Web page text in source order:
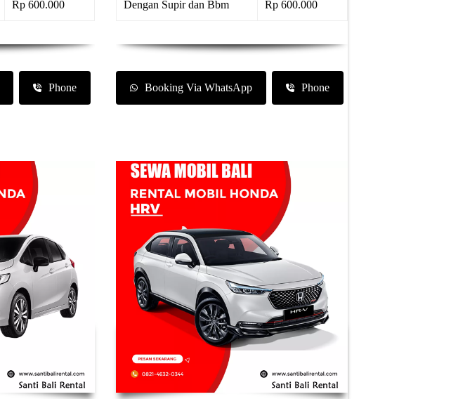
Rp 600.000
Phone
Dengan Supir dan Bbm Rp 600.000
Booking Via WhatsApp Phone